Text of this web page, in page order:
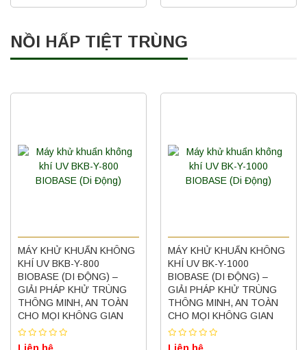
NỒI HẤP TIỆT TRÙNG
MÁY KHỬ KHUẨN KHÔNG
KHÍ UV BKB-Y-800
BIOBASE (DI ĐỘNG) –
GIẢI PHÁP KHỬ TRÙNG
THÔNG MINH, AN TOÀN
CHO MỌI KHÔNG GIAN
Liên hệ
MÁY KHỬ KHUẨN KHÔNG
KHÍ UV BK-Y-1000
BIOBASE (DI ĐỘNG) –
GIẢI PHÁP KHỬ TRÙNG
THÔNG MINH, AN TOÀN
CHO MỌI KHÔNG GIAN
Liên hệ